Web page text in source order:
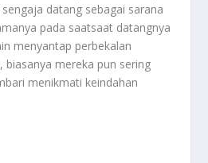
datang sebagai sarana
pada saatsaat datangnya
menyantap perbekalan
biasanya mereka pun sering
menikmati keindahan